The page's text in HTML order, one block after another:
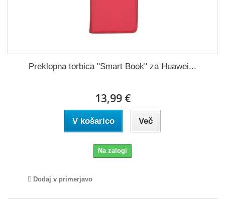
Preklopna torbica "Smart Book" za Huawei...
13,99 €
V košarico Več
Na zalogi
Dodaj v primerjavo